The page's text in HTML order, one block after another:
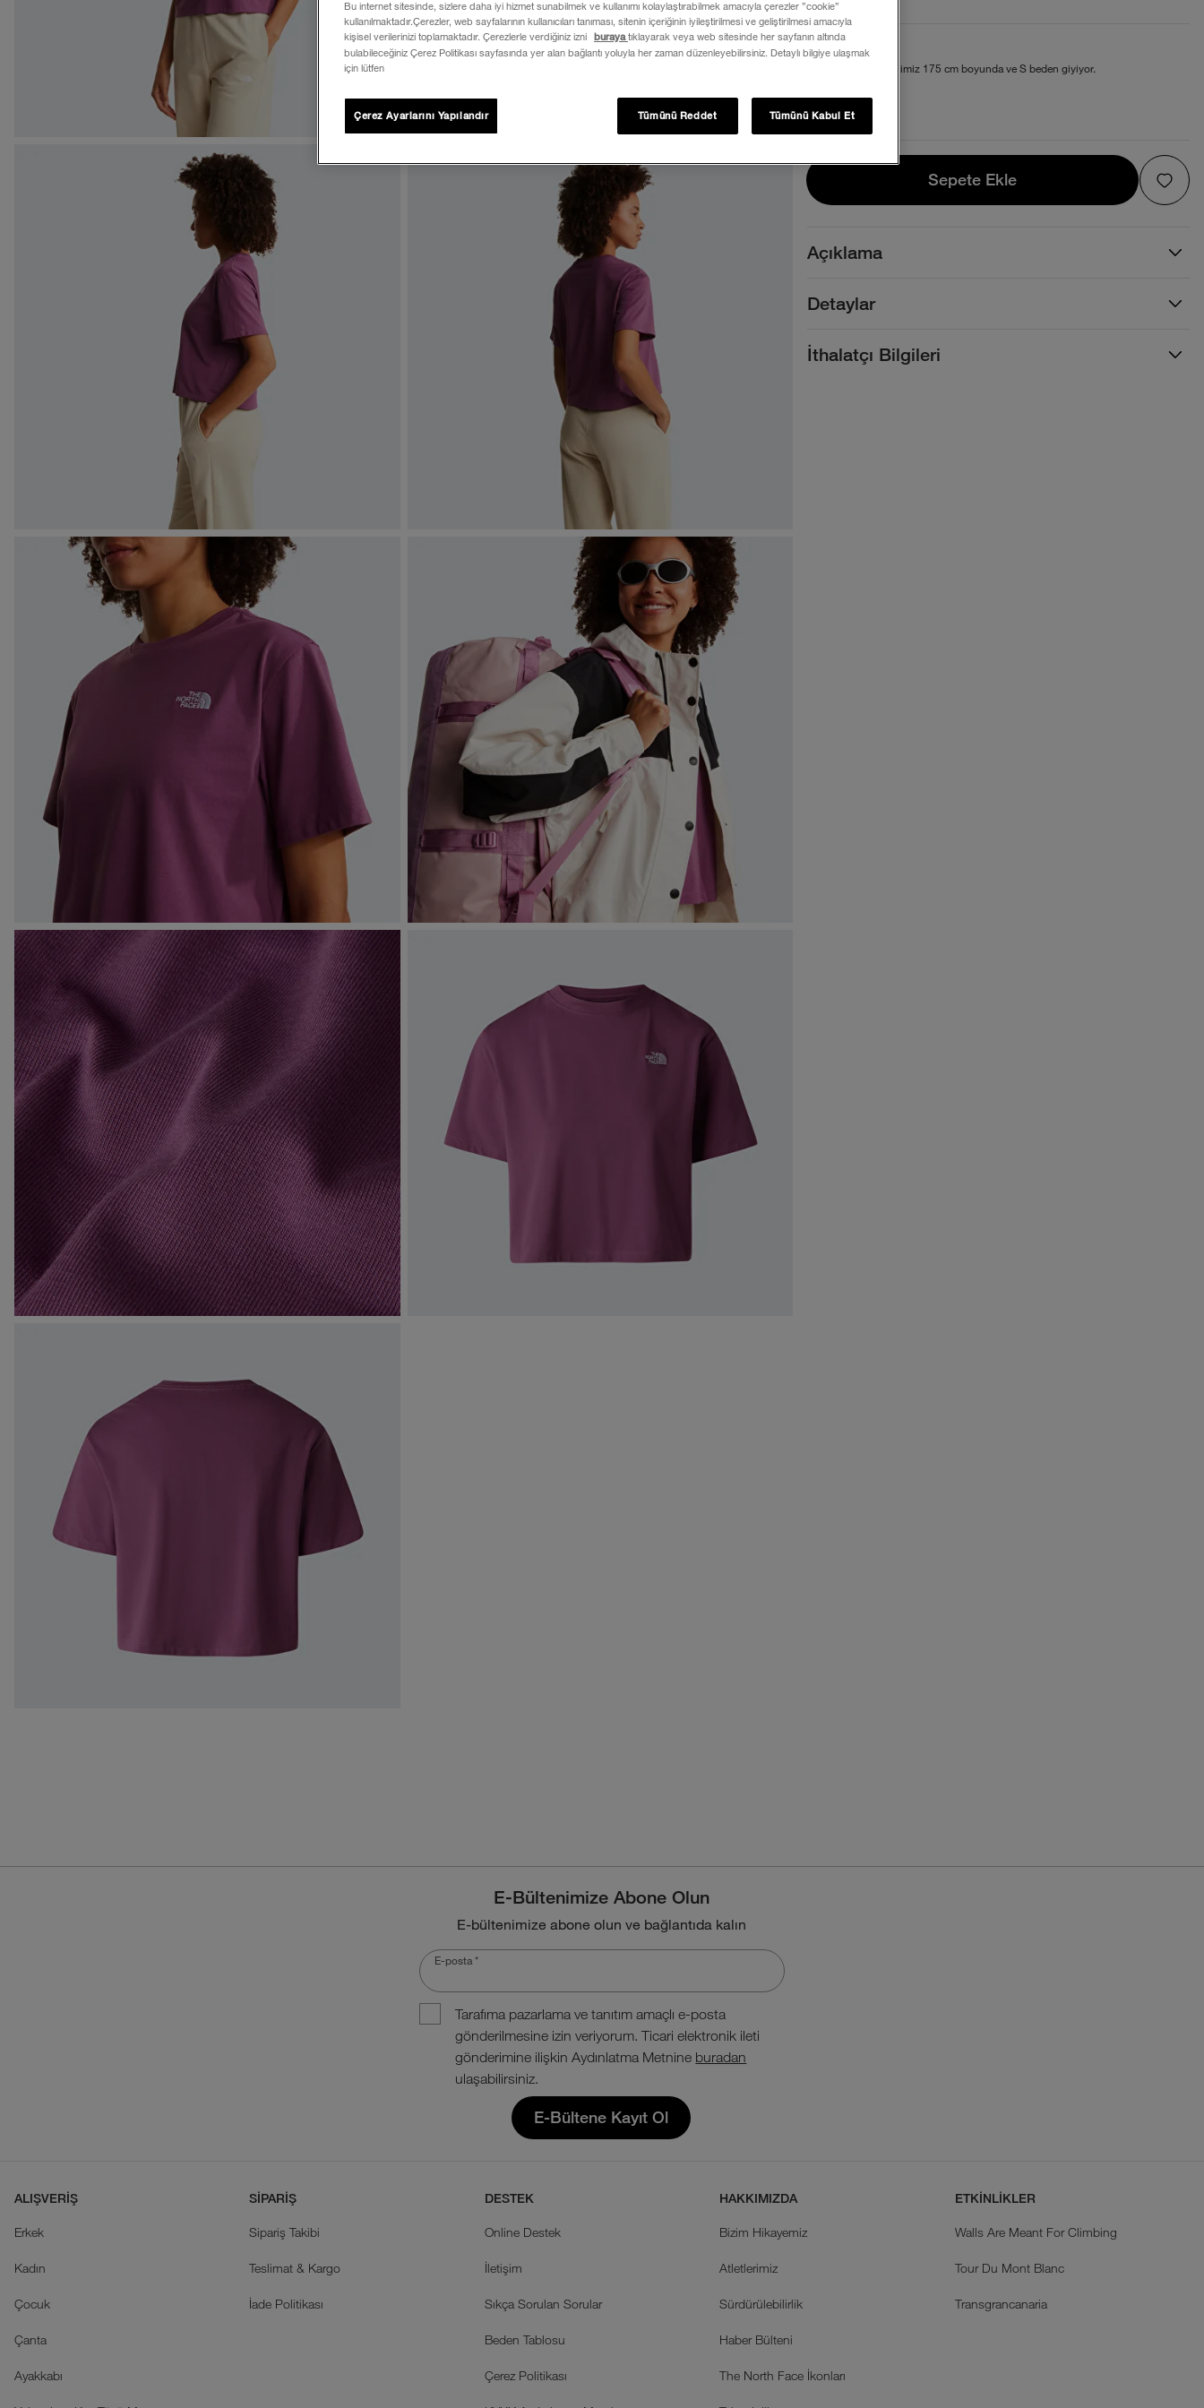
Beden ve Kalıp
Rahat kesim. Modelimiz 175 cm boyunda ve S beden giyiyor.
Beden Tablosu
Sepete Ekle
Sepete Ekle
Açıklama
Detaylar
İthalatçı Bilgileri
E-Bültenimize Abone Olun
E-bültenimize abone olun ve bağlantıda kalın
E-posta *
Tarafıma pazarlama ve tanıtım amaçlı e-posta
gönderilmesine izin veriyorum. Ticari elektronik ileti
gönderimine ilişkin Aydınlatma Metnine buradan
ulaşabilirsiniz.
E-Bültene Kayıt Ol
ALIŞVERİŞ
Erkek
Kadın
Çocuk
Çanta
Ayakkabı
SİPARİŞ
Sipariş Takibi
Teslimat & Kargo
İade Politikası
DESTEK
Online Destek
İletişim
Sıkça Sorulan Sorular
Beden Tablosu
Çerez Politikası
HAKKIMIZDA
Bizim Hikayemiz
Atletlerimiz
Sürdürülebilirlik
Haber Bülteni
The North Face İkonları
ETKİNLİKLER
Walls Are Meant For Climbing
Tour Du Mont Blanc
Transgrancanaria
Bu internet sitesinde, sizlere daha iyi hizmet sunabilmek ve kullanımı kolaylaştırabilmek amacıyla çerezler ”cookie”
kullanılmaktadır.Çerezler, web sayfalarının kullanıcıları tanıması, sitenin içeriğinin iyileştirilmesi ve geliştirilmesi amacıyla
kişisel verilerinizi toplamaktadır. Çerezlerle verdiğiniz izni
burayatıklayarak veya web sitesinde her sayfanın altında
bulabileceğiniz Çerez Politikası sayfasında yer alan bağlantı yoluyla her zaman düzenleyebilirsiniz. Detaylı bilgiye ulaşmak
için lütfen
Tümünü Reddet Tümünü Kabul Et
Çerez Ayarlarını Yapılandır